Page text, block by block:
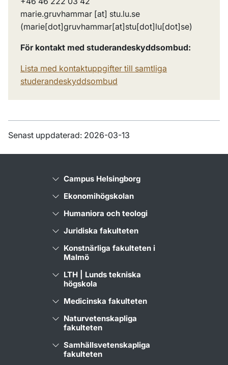
marie.gruvhammar [at] stu.lu.se
(marie[dot]gruvhammar[at]stu[dot]lu[dot]se)
För kontakt med studerandeskyddsombud:
Lista med kontaktuppgifter till samtliga
studerandeskyddsombud
Senast uppdaterad: 2026-03-13
Campus Helsingborg
Ekonomihögskolan
Humaniora och teologi
Juridiska fakulteten
Konstnärliga fakulteten i
Malmö
LTH | Lunds tekniska
högskola
Medicinska fakulteten
Naturvetenskapliga
fakulteten
Samhällsvetenskapliga
fakulteten